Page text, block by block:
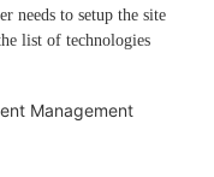
needs to setup the site
list of technologies
Management